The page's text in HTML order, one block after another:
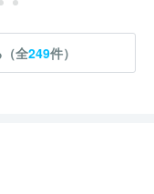
全249件）